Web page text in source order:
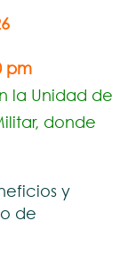
pm
la Unidad de
donde
y
de